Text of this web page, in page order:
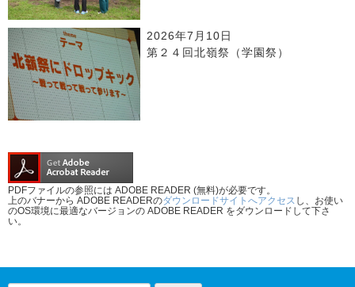
2026年7月10日
第２４回北嶺祭（学園祭）
PDFファイルの参照には ADOBE READER (無料)が必要です。
上のバナーから ADOBE READERのダウンロードサイトへアクセス し、お使い
のOS環境に最適なバージョンの ADOBE READER をダウンロードして下さ
い。